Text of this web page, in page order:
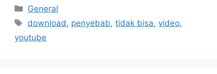
Categories
General
Tags
download, penyebab,tidak bisa,video,
youtube